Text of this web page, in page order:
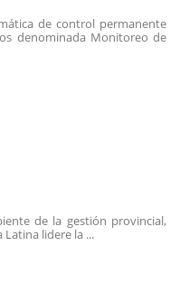
de control permanente
denominada Monitoreo de
de la gestión provincial,
lidere la ...